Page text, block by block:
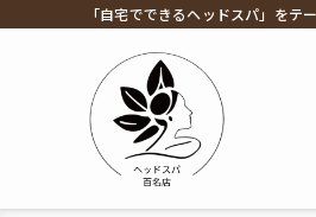
「自宅でできるヘッドスパ」をテ